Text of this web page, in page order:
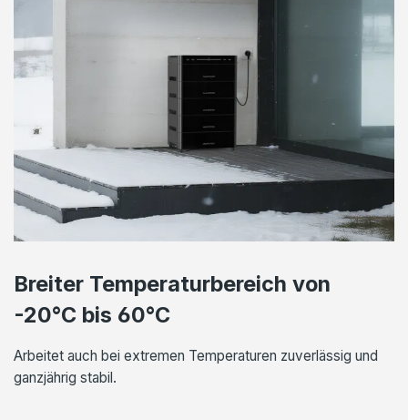
Breiter Temperaturbereich von
-20°C bis 60°C
Arbeitet auch bei extremen Temperaturen zuverlässig und
ganzjährig stabil.